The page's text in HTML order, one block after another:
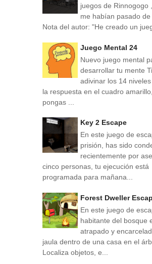
juegos de Rinnogogo
me habían pasado de
Nota del autor: "He creado un
Juego Mental 24
Nuevo juego mental
desarrollar tu mente
adivinar los 14
la respuesta en el cuadro
pongas ...
Key 2 Escape
En este juego de
prisión, has sido
recientemente por
cinco personas, tu ejecución está
programada para mañana...
Forest Dweller
En este juego de
habitante del bosque
atrapado y
jaula dentro de una casa en el
Localiza objetos, e...